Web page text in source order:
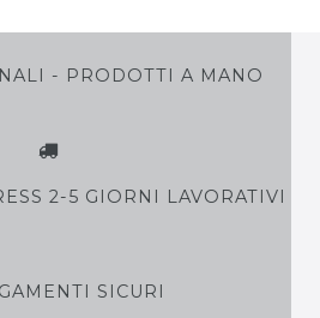
- PRODOTTI A MANO
2-5 GIORNI LAVORATIVI
SICURI